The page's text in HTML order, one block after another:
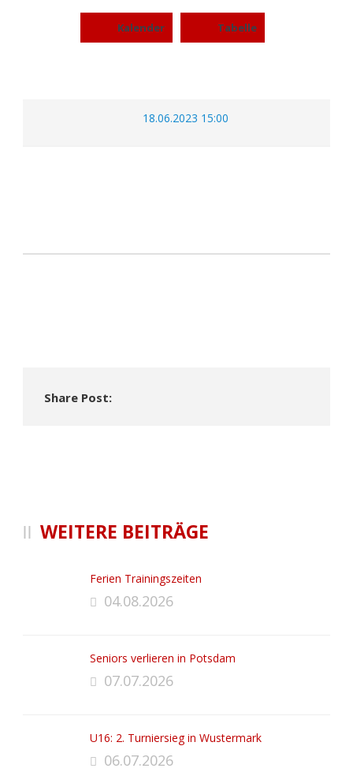
Kalender Tabelle
18.06.2023 15:00
Share Post:
WEITERE BEITRÄGE
Ferien Trainingszeiten
04.08.2026
Seniors verlieren in Potsdam
07.07.2026
U16: 2. Turniersieg in Wustermark
06.07.2026